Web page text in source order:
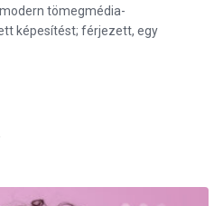
tömegmédia-
képesítést; férjezett, egy